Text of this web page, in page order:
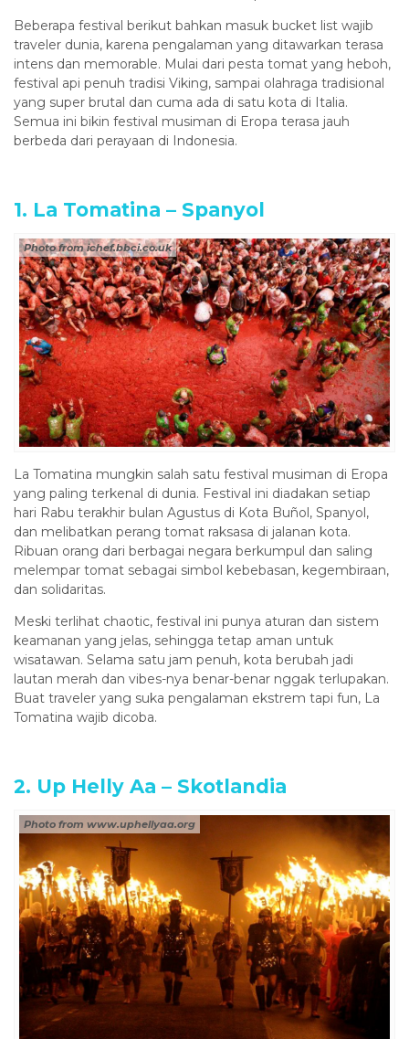
Beberapa festival berikut bahkan masuk bucket list wajib
traveler dunia, karena pengalaman yang ditawarkan terasa
intens dan memorable. Mulai dari pesta tomat yang heboh,
festival api penuh tradisi Viking, sampai olahraga tradisional
yang super brutal dan cuma ada di satu kota di Italia.
Semua ini bikin festival musiman di Eropa terasa jauh
berbeda dari perayaan di Indonesia.
1. La Tomatina – Spanyol
Photo from ichef.bbci.co.uk
La Tomatina mungkin salah satu festival musiman di Eropa
yang paling terkenal di dunia. Festival ini diadakan setiap
hari Rabu terakhir bulan Agustus di Kota Buñol, Spanyol,
dan melibatkan perang tomat raksasa di jalanan kota.
Ribuan orang dari berbagai negara berkumpul dan saling
melempar tomat sebagai simbol kebebasan, kegembiraan,
dan solidaritas.
Meski terlihat chaotic, festival ini punya aturan dan sistem
keamanan yang jelas, sehingga tetap aman untuk
wisatawan. Selama satu jam penuh, kota berubah jadi
lautan merah dan vibes-nya benar-benar nggak terlupakan.
Buat traveler yang suka pengalaman ekstrem tapi fun, La
Tomatina wajib dicoba.
2. Up Helly Aa – Skotlandia
Photo from www.uphellyaa.org